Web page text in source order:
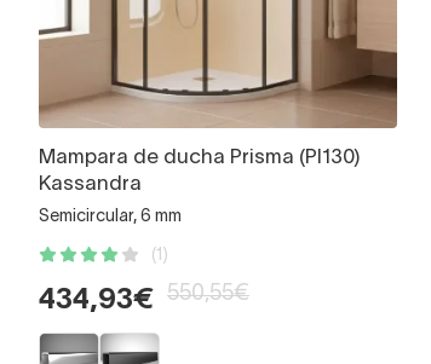
Mampara de ducha Prisma (PI130)
Kassandra
Semicircular, 6 mm
(1)
434,93€ 550,55€